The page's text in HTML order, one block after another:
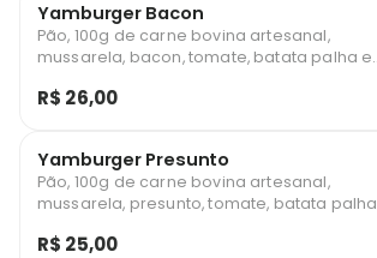
Yamburger Bacon
Pão, 100g de carne bovina artesanal,
mussarela, bacon, tomate, batata palha e
R$ 26,00
Yamburger Presunto
Pão, 100g de carne bovina artesanal,
mussarela, presunto, tomate, batata palha
R$ 25,00